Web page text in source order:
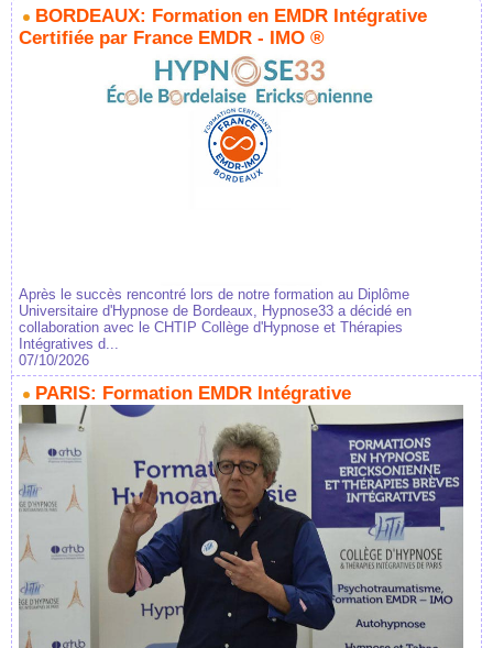
BORDEAUX: Formation en EMDR Intégrative
Certifiée par France EMDR - IMO ®
Après le succès rencontré lors de notre formation au Diplôme
Universitaire d'Hypnose de Bordeaux, Hypnose33 a décidé en
collaboration avec le CHTIP Collège d'Hypnose et Thérapies
Intégratives d...
07/10/2026
PARIS: Formation EMDR Intégrative